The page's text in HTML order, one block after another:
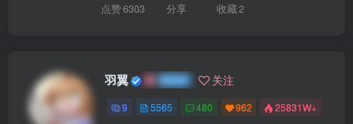
点赞6303 分享 收藏2
羽翼 关注
9 5565 480 962 25831W+